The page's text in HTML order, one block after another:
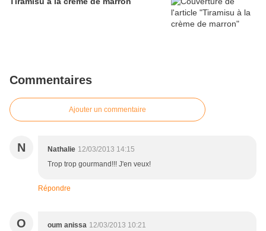
Commentaires
Ajouter un commentaire
N Nathalie 12/03/2013 14:15
Trop trop gourmand!!! J'en veux!
Répondre
O oum anissa 12/03/2013 10:21